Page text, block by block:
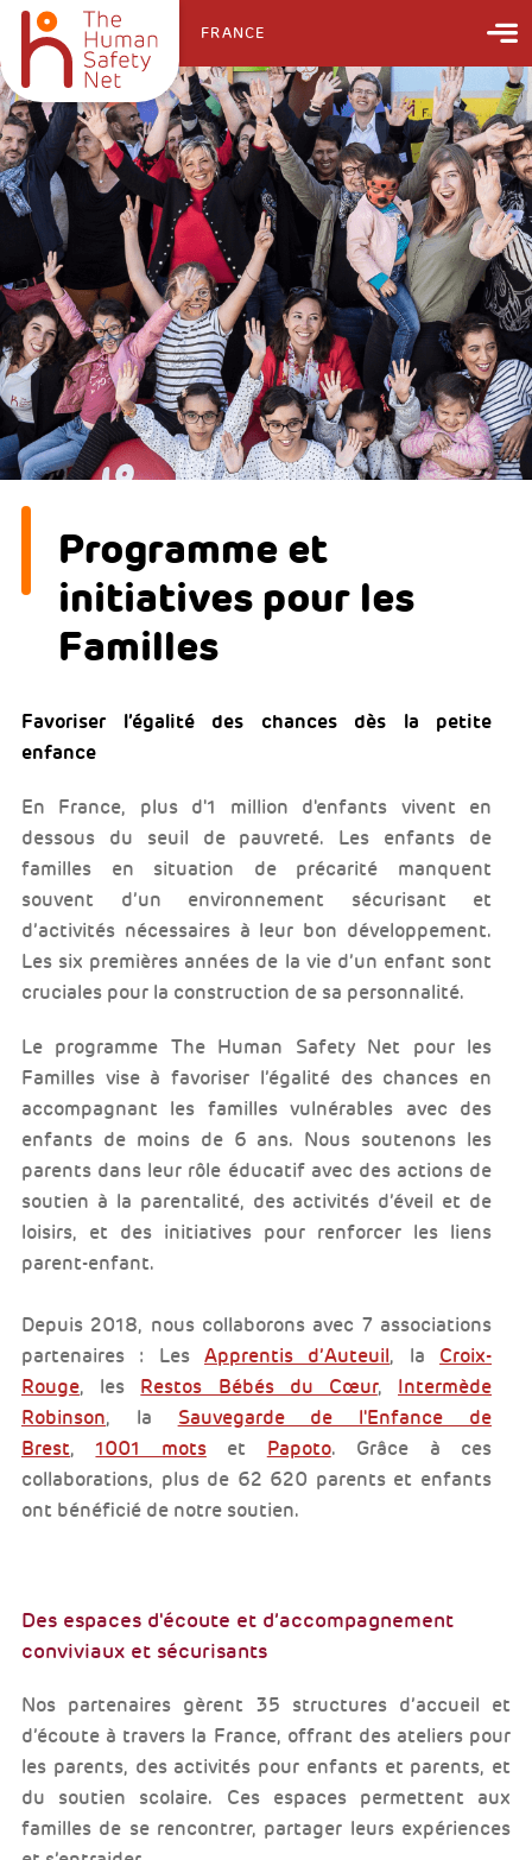
FRANCE
Programme et
initiatives pour les
Familles
Favoriser l’égalité des chances dès la petite
enfance
En France, plus d'1 million d'enfants vivent en
dessous du seuil de pauvreté. Les enfants de
familles en situation de précarité manquent
souvent d’un environnement sécurisant et
d’activités nécessaires à leur bon développement.
Les six premières années de la vie d’un enfant sont
cruciales pour la construction de sa personnalité.
Le programme The Human Safety Net pour les
Familles vise à favoriser l’égalité des chances en
accompagnant les familles vulnérables avec des
enfants de moins de 6 ans. Nous soutenons les
parents dans leur rôle éducatif avec des actions de
soutien à la parentalité, des activités d’éveil et de
loisirs, et des initiatives pour renforcer les liens
parent-enfant.
Depuis 2018, nous collaborons avec 7 associations
partenaires : Les Apprentis d’Auteuil, la Croix-
Rouge, les Restos Bébés du Cœur, Intermède
Robinson, la Sauvegarde de l'Enfance de
Brest, 1001 motset Papoto. Grâce à ces
collaborations, plus de 62 620 parents et enfants
ont bénéficié de notre soutien.
Des espaces d'écoute et d’accompagnement
conviviaux et sécurisants
Nos partenaires gèrent 35 structures d’accueil et
d’écoute à travers la France, offrant des ateliers pour
les parents, des activités pour enfants et parents, et
du soutien scolaire. Ces espaces permettent aux
familles de se rencontrer, partager leurs expériences